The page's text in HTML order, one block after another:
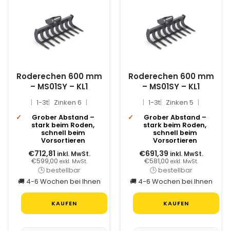
Roderechen 600 mm
– MS01SY – KL1
1-3t Zinken 6
Grober Abstand –
stark beim Roden,
schnell beim
Vorsortieren
€712,81 inkl. MwSt.
€599,00 exkl. MwSt.
🕒 bestellbar
🚚 4-6 Wochen bei Ihnen
KAUFEN
Roderechen 600 mm
– MS01SY – KL1
1-3t Zinken 5
Grober Abstand –
stark beim Roden,
schnell beim
Vorsortieren
€691,39 inkl. MwSt.
€581,00 exkl. MwSt.
🕒 bestellbar
🚚 4-6 Wochen bei Ihnen
KAUFEN